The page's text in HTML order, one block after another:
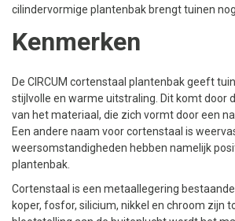
cilindervormige plantenbak brengt tuinen
Kenmerken
De CIRCUM cortenstaal plantenbak geeft
stijlvolle en warme uitstraling. Dit komt door
van het materiaal, die zich vormt door een
Een andere naam voor cortenstaal is
weersomstandigheden hebben namelijk
plantenbak.
Cortenstaal is een metaallegering
koper, fosfor, silicium, nikkel en chroom zijn